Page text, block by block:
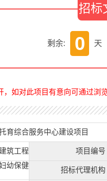
招标
剩余: 0 天
如对此项目有意向可通过浏
育综合服务中心建设项目
筑工程 项目编号
幼保健
招标代理机构